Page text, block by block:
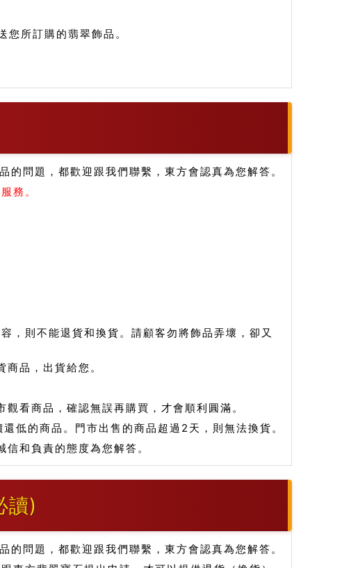
所訂購的翡翠飾品。
問題，都歡迎跟我們聯繫，東方會認真為您解答。
務。
，則不能退貨和換貨。請顧客勿將飾品弄壞，卻又
品，出貨給您。
看商品，確認無誤再購買，才會順利圓滿。
低的商品。門市出售的商品超過2天，則無法換貨。
和負責的態度為您解答。
讀)
問題，都歡迎跟我們聯繫，東方會認真為您解答。